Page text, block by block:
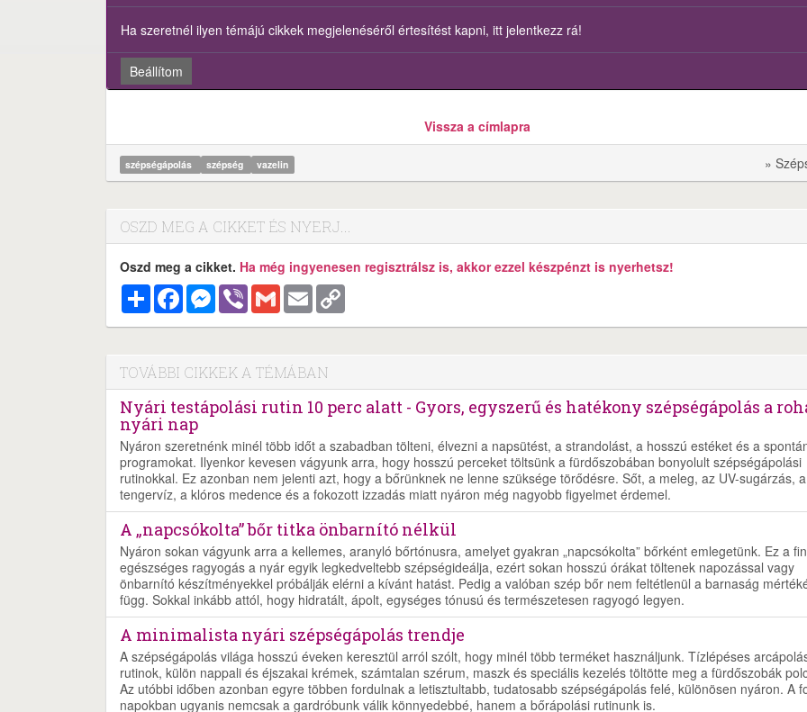
Ha szeretnél ilyen témájú cikkek megjelenéséről értesítést kapni, itt jelentkezz rá!
Beállítom
Vissza a címlapra
szépségápolás szépség vazelin »
OSZD MEG A CIKKET ÉS NYERJ...
Oszd meg a cikket. Ha még ingyenesen regisztrálsz is, akkor ezzel készpénzt is nyerhetsz!
MegosztásFacebookMessenger
Viber Gmail Email
TOVÁBBI CIKKEK A TÉMÁBAN
Nyári testápolási rutin 10 perc alatt - Gyors, egyszerű és hatékony szépségápolás a
nyári nap
Nyáron szeretnénk minél több időt a szabadban tölteni, élvezni a napsütést, a strandolást, a hosszú estéket és a
programokat. Ilyenkor kevesen vágyunk arra, hogy hosszú perceket töltsünk a fürdőszobában bonyolult szépségápolási
rutinokkal. Ez azonban nem jelenti azt, hogy a bőrünknek ne lenne szüksége törődésre. Sőt, a meleg, az UV-sugárzás,
tengervíz, a klóros medence és a fokozott izzadás miatt nyáron még nagyobb figyelmet érdemel.
A „napcsókolta” bőr titka önbarnító nélkül
Nyáron sokan vágyunk arra a kellemes, aranyló bőrtónusra, amelyet gyakran „napcsókolta” bőrként emlegetünk. Ez a
egészséges ragyogás a nyár egyik legkedveltebb szépségideálja, ezért sokan hosszú órákat töltenek napozással vagy
önbarnító készítményekkel próbálják elérni a kívánt hatást. Pedig a valóban szép bőr nem feltétlenül a barnaság
függ. Sokkal inkább attól, hogy hidratált, ápolt, egységes tónusú és természetesen ragyogó legyen.
A minimalista nyári szépségápolás trendje
A szépségápolás világa hosszú éveken keresztül arról szólt, hogy minél több terméket használjunk. Tízlépéses
rutinok, külön nappali és éjszakai krémek, számtalan szérum, maszk és speciális kezelés töltötte meg a fürdőszobák
Az utóbbi időben azonban egyre többen fordulnak a letisztultabb, tudatosabb szépségápolás felé, különösen nyáron. A
napokban ugyanis nemcsak a gardróbunk válik könnyedebbé, hanem a bőrápolási rutinunk is.